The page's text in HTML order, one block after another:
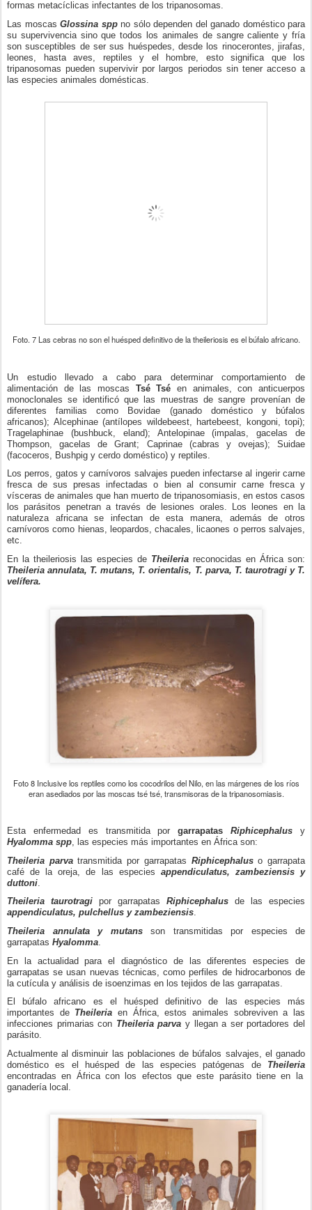
formas metacíclicas infectantes de los tripanosomas.
Las moscas Glossina spp no sólo dependen del ganado doméstico para
su supervivencia sino que todos los animales de sangre caliente y fría
son susceptibles de ser sus huéspedes, desde los rinocerontes, jirafas,
leones, hasta aves, reptiles y el hombre, esto significa que los
tripanosomas pueden supervivir por largos periodos sin tener acceso a
las especies animales domésticas.
Foto. 7 Las cebras no son el huésped definitivo de la theileriosis es el búfalo africano.
Un estudio llevado a cabo para determinar comportamiento de
alimentación de las moscas Tsé Tsé en animales, con anticuerpos
monoclonales se identificó que las muestras de sangre provenían de
diferentes familias como Bovidae (ganado doméstico y búfalos
africanos); Alcephinae (antílopes wildebeest, hartebeest, kongoni, topi);
Tragelaphinae (bushbuck, eland); Antelopinae (impalas, gacelas de
Thompson, gacelas de Grant; Caprinae (cabras y ovejas); Suidae
(facoceros, Bushpig y cerdo doméstico) y reptiles.
Los perros, gatos y carnívoros salvajes pueden infectarse al ingerir carne
fresca de sus presas infectadas o bien al consumir carne fresca y
vísceras de animales que han muerto de tripanosomiasis, en estos casos
los parásitos penetran a través de lesiones orales. Los leones en la
naturaleza africana se infectan de esta manera, además de otros
carnívoros como hienas, leopardos, chacales, licaones o perros salvajes,
etc.
En la theileriosis las especies de Theileria reconocidas en África son:
Theileria annulata, T. mutans, T. orientalis, T. parva, T. taurotragi y T.
velífera.
Foto 8 Inclusive los reptiles como los cocodrilos del Nilo, en las márgenes de los ríos
eran asediados por las moscas tsé tsé, transmisoras de la tripanosomiasis.
Esta enfermedad es transmitida porgarrapatas Riphicephalusy
Hyalomma spp, las especies más importantes en África son:
Theileria parvatransmitida por garrapatas Riphicephaluso garrapata
café de la oreja, de las especies appendiculatus, zambeziensis y
duttoni
Theileria taurotragi por garrapatas Riphicephalus de las especies
appendiculatus, pulchellus y zambeziensis.
Theileria annulata y mutansson transmitidas por especies de
garrapatas Hyalomma
En la actualidad para el diagnóstico de las diferentes especies de
garrapatas se usan nuevas técnicas, como perfiles de hidrocarbonos de
la cutícula y análisis de isoenzimas en los tejidos de las garrapatas.
El búfalo africano es el huésped definitivo de las especies más
importantes de Theileriaen África, estos animales sobreviven a las
infecciones primarias con Theileria parva y llegan a ser portadores del
parásito.
Actualmente al disminuir las poblaciones de búfalos salvajes, el ganado
doméstico es el huésped de las especies patógenas de Theileria
encontradas en África con los efectos que este parásito tiene en la
ganadería local.